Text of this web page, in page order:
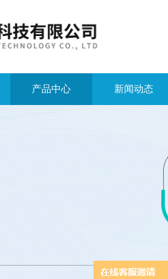
产品中心 新闻动态